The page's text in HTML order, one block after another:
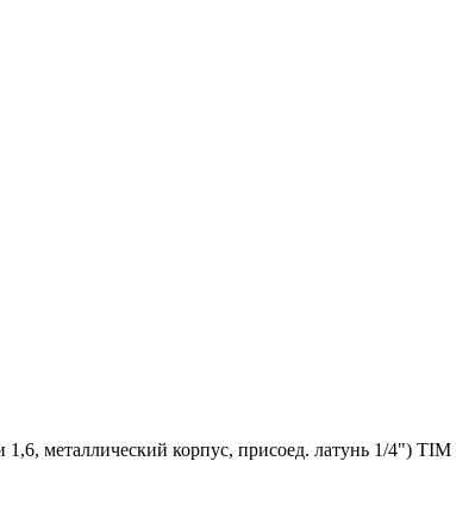
металлический корпус, присоед. латунь 1/4") TIM